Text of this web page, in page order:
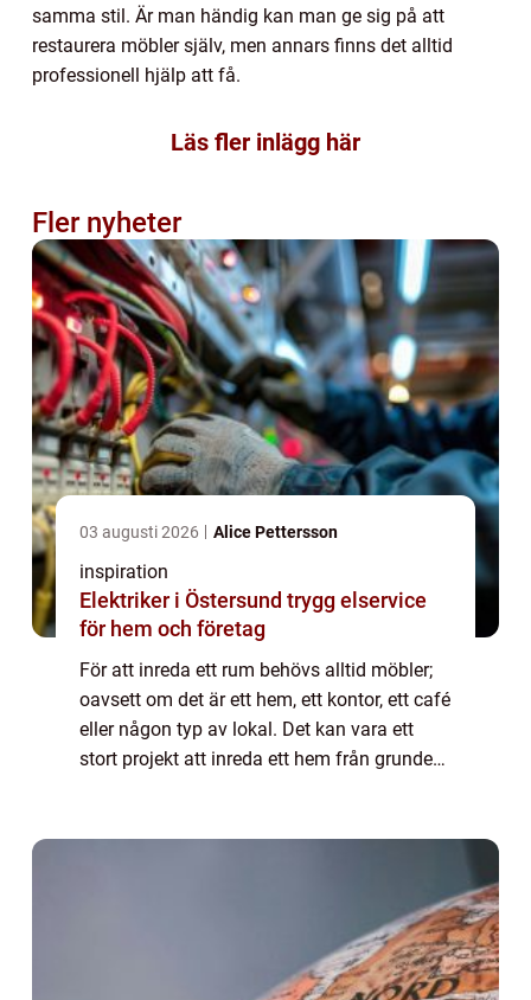
samma stil. Är man händig kan man ge sig på att
restaurera möbler själv, men annars finns det alltid
professionell hjälp att få.
Läs fler inlägg här
Fler nyheter
03 augusti 2026 Alice Pettersson
inspiration
Elektriker i Östersund trygg elservice
för hem och företag
För att inreda ett rum behövs alltid möbler;
oavsett om det är ett hem, ett kontor, ett café
eller någon typ av lokal. Det kan vara ett
stort projekt att inreda ett hem från grunden